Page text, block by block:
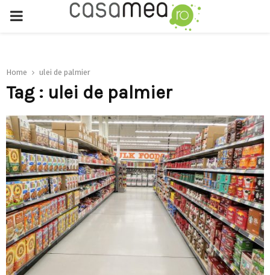
PRIMARY
Home ulei de palmier
Tag : ulei de palmier